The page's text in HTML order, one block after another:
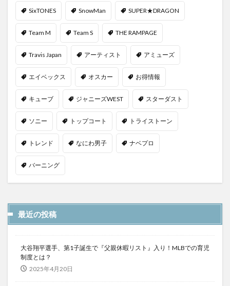
SixTONES SnowMan SUPER★DRAGON
Team M Team S THE RAMPAGE
Travis Japan アーティスト アミューズ
エイベックス オスカー お得情報
キューブ ジャニーズWEST スターダスト
ソニー トップコート トライストーン
トレンド なにわ男子 ナベプロ
バーニング
最近の投稿
大谷翔平選手、第1子誕生で『父親休暇リスト』入り！MLBでの育児
制度とは？
2025年4月20日